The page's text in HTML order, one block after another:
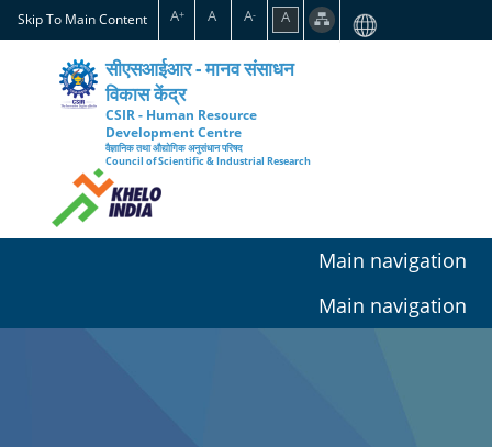
Skip
to
content
Skip To Main Content A+ A A- A
सीएसआईआर - मानव संसाधन
विकास केंद्र
CSIR - Human Resource
Development Centre
वैज्ञानिक तथा औद्योगिक अनुसंधान परिषद
Council of Scientific & Industrial Research
Main navigation
Main navigation